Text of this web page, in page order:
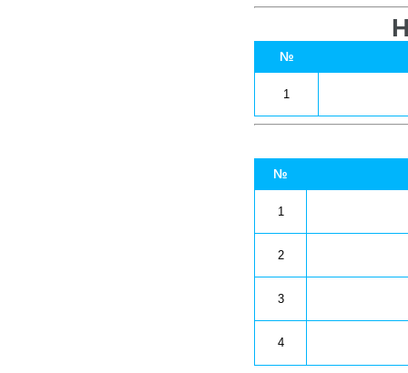
№
1
№
1
2
3
4